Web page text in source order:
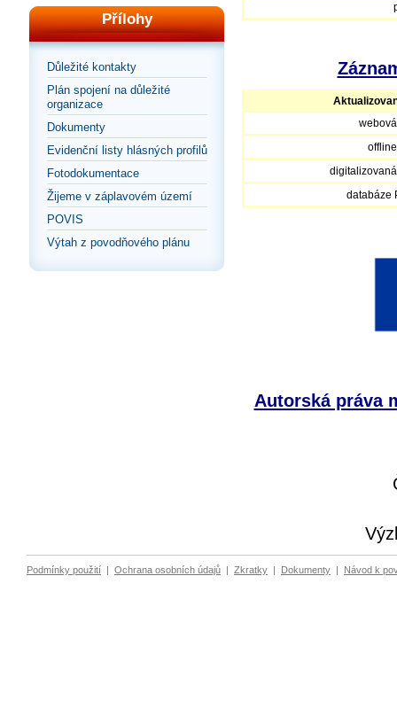
Přílohy
Důležité kontakty
Plán spojení na důležité
organizace
Dokumenty
Evidenční listy hlásných profilů
Fotodokumentace
Žijeme v záplavovém území
POVIS
Výtah z povodňového plánu
databáze
Autorská práva
Podmínky použití Ochrana osobních údajů Zkratky Dokumenty Návod k